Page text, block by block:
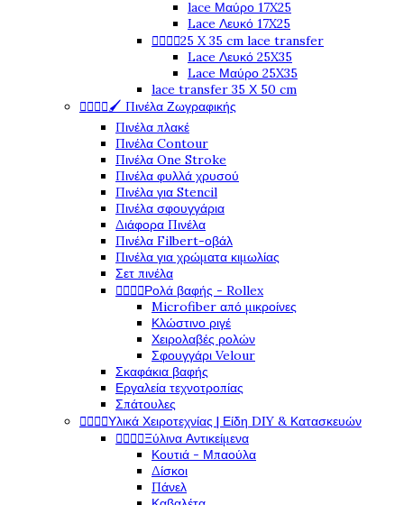
lace Μαύρο 17X25
Lace Λευκό 17X25
   25 X 35 cm lace transfer
Lace Λευκό 25X35
Lace Μαύρο 25X35
lace transfer 35 Χ 50 cm
   🖌️ Πινέλα Ζωγραφικής
Πινέλα πλακέ
Πινέλα Contour
Πινέλα One Stroke
Πινέλα φυλλά χρυσού
Πινέλα για Stencil
Πινέλα σφουγγάρια
Διάφορα Πινέλα
Πινέλα Filbert-οβάλ
Πινέλα για χρώματα κιμωλίας
Σετ πινέλα
   Ρολά βαφής - Rollex
Microfiber από μικροίνες
Κλώστινο ριγέ
Χειρολαβές ρολών
Σφουγγάρι Velour
Σκαφάκια βαφής
Εργαλεία τεχνοτροπίας
Σπάτουλες
   Υλικά Χειροτεχνίας | Είδη DIY & Κατασκευών
   Ξύλινα Αντικείμενα
Κουτιά - Μπαούλα
Δίσκοι
Πάνελ